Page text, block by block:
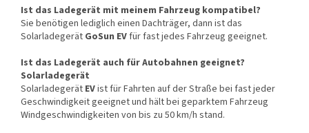
Ist das Ladegerät mit meinem Fahrzeug kompatibel?
Sie benötigen lediglich einen Dachträger, dann ist das
Solarladegerät GoSun EVfür fast jedes Fahrzeug geeignet.
Ist das Ladegerät auch für Autobahnen geeignet?
Solarladegerät
Solarladegerät EVist für Fahrten auf der Straße bei fast jeder
Geschwindigkeit geeignet und hält bei geparktem Fahrzeug
Windgeschwindigkeiten von bis zu 50 km/h stand.